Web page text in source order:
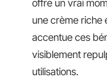
offre un vrai
une crème riche
accentue ces
visiblement
utilisations.